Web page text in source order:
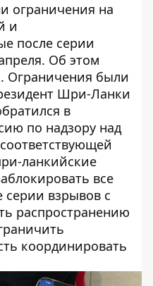
ограничения на
и
после серии
Об этом
. Ограничения были
Шри-Ланки
в
по надзору над
ланкийские
все
серии взрывов с
распространению
координировать